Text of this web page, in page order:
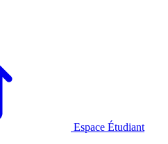
Espace Étudiant